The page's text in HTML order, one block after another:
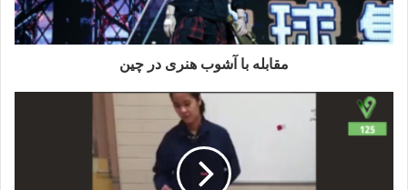
مقابله با آشوب هنری در چین